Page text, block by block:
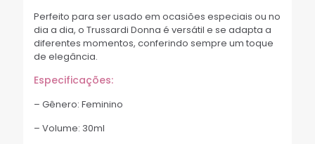
Perfeito para ser usado em ocasiões especiais ou no
dia a dia, o Trussardi Donna é versátil e se adapta a
diferentes momentos, conferindo sempre um toque
de elegância.
Especificações:
– Gênero: Feminino
– Volume: 30ml